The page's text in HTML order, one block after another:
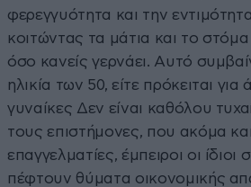
φερεγγυότητα και την
κοιτώντας τα μάτια και το στόμα
όσο κανείς γερνάει. Αυτό
ηλικία των 50, είτε πρόκειται για
γυναίκες Δεν είναι καθόλου
τους επιστήμονες, που ακόμα
επαγγελματίες, έμπειροι οι ίδιοι
πέφτουν θύματα οικονομικής